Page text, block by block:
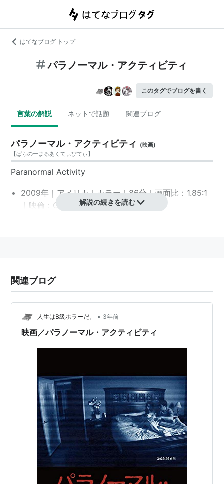
はてなブログ トップ
パラノーマル・アクティビティ
このタグでブログを書く
言葉の解説 ネットで話題 関連ブログ
パラノーマル・アクティビティ (映画)
【ぱらのーまるあくてぃびてぃ】
Paranormal Activity
2009年｜アメリカ｜カラー｜86分｜画面比：1.85:1
｜映倫：G
ソン・ブラム
製作総指揮：スティーヴン・シュナイダー（クレジ
ット無し）
キャスト
ケイティー・フェザーストン
マーク・フレドリックス
アンバー・アームストロング
アシュリー・パーマー
自宅で起こる超常現象に悩まされるカップル。彼らは証
拠を集めるべく、各部屋にビデオカメラを設置するが…
製作費100万円という超低予算だが、北米で大ヒットを
解説の続きを読む
関連ブログ
人生はB級ホラーだ。 • 3年前
映画／パラノーマル・アクティビティ